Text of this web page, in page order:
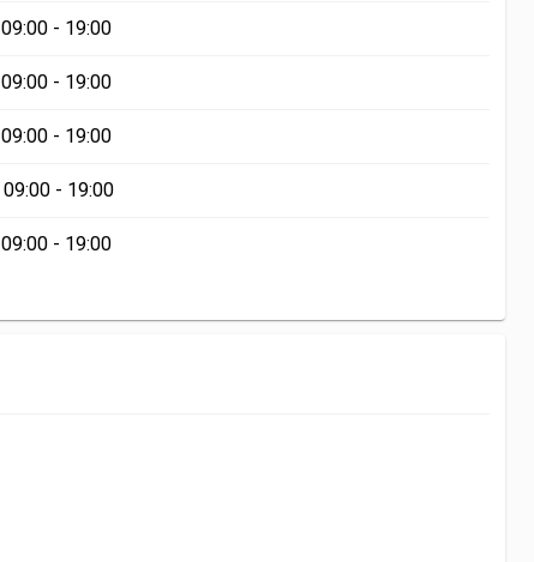
09:00 - 19:00
09:00 - 19:00
09:00 - 19:00
09:00 - 19:00
09:00 - 19:00